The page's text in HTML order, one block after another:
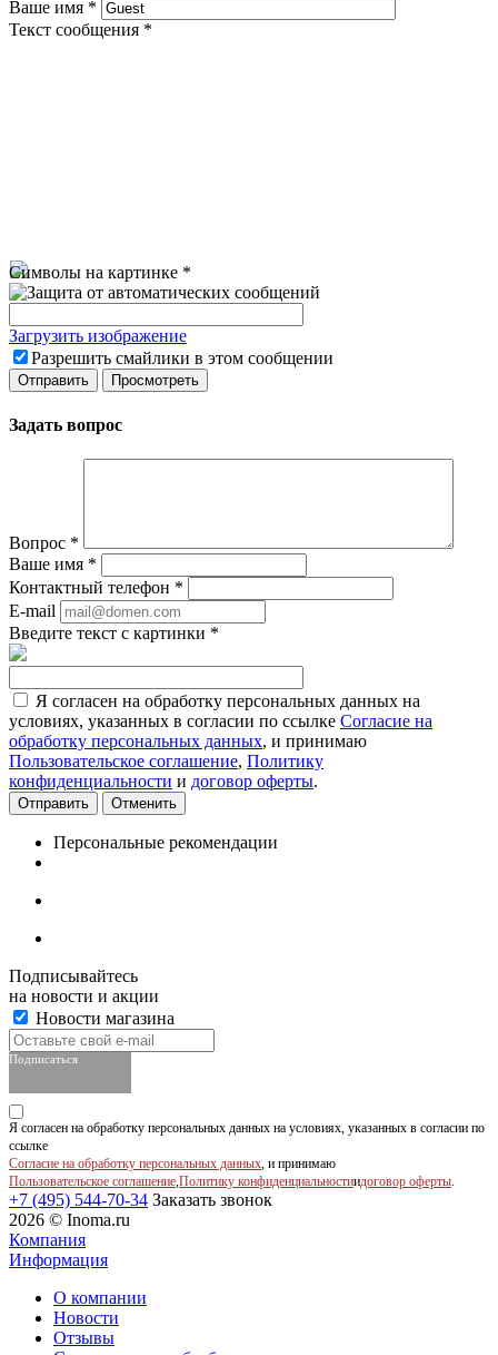
Ваше имя *
Текст сообщения *
Символы на картинке *
Загрузить изображение
Разрешить смайлики в этом сообщении
Задать вопрос
Вопрос *
Ваше имя *
Контактный телефон *
E-mail
Введите текст с картинки *
Я согласен на обработку персональных данных на
условиях, указанных в согласии по ссылке Согласие на
обработку персональных данных, и принимаю
Пользовательское соглашение, Политику
конфиденциальности и договор оферты.
Отменить
Персональные рекомендации
Подписывайтесь
на новости и акции
Новости магазина
Подписаться
Я согласен на обработку персональных данных на условиях, указанных в согласии по
ссылке
Согласие на обработку персональных данных, и принимаю
Пользовательское соглашение,Политику конфиденциальностиидоговор оферты.
+7 (495) 544-70-34 Заказать звонок
2026 © Inoma.ru
Компания
Информация
О компании
Новости
Отзывы